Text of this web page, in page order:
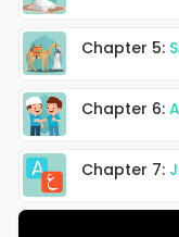
Chapter 5:
Chapter 6:
Chapter 7: